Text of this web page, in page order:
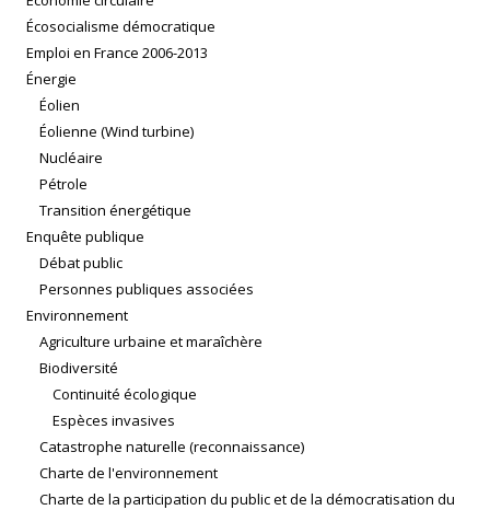
Écosocialisme démocratique
Emploi en France 2006-2013
Énergie
Éolien
Éolienne (Wind turbine)
Nucléaire
Pétrole
Transition énergétique
Enquête publique
Débat public
Personnes publiques associées
Environnement
Agriculture urbaine et maraîchère
Biodiversité
Continuité écologique
Espèces invasives
Catastrophe naturelle (reconnaissance)
Charte de l'environnement
Charte de la participation du public et de la démocratisation du